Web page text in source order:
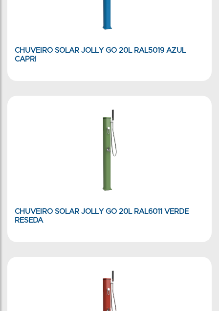
CHUVEIRO SOLAR JOLLY GO 20L RAL5019 AZUL
CAPRI
CHUVEIRO SOLAR JOLLY GO 20L RAL6011 VERDE
RESEDA